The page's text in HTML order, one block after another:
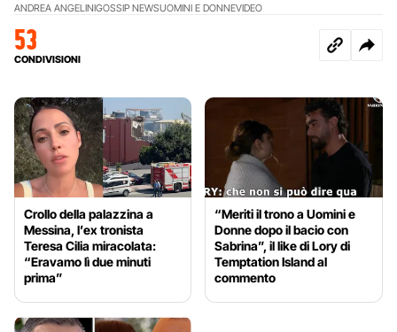
ANDREA ANGELINIGOSSIP NEWSUOMINI E DONNEVIDEO
53
CONDIVISIONI
Crollo della palazzina a
Messina, l’ex tronista
Teresa Cilia miracolata:
“Eravamo lì due minuti
prima”
“Meriti il trono a Uomini e
Donne dopo il bacio con
Sabrina”, il like di Lory di
Temptation Island al
commento